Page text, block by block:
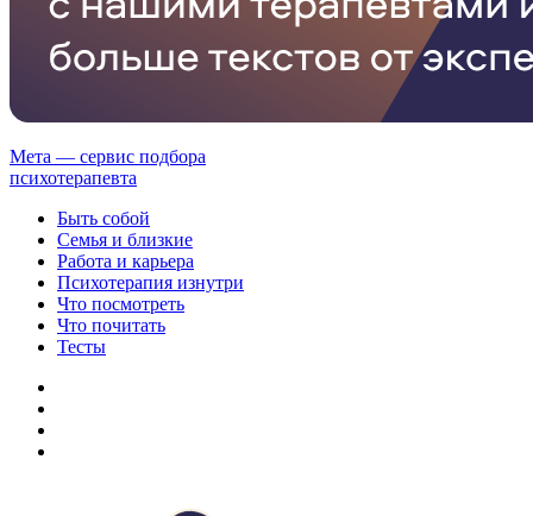
Мета — сервис подбора
психотерапевта
Быть собой
Семья и близкие
Работа и карьера
Психотерапия изнутри
Что посмотреть
Что почитать
Тесты